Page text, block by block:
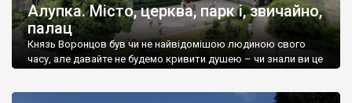
Алупка. Місто, церква, парк і, звичайно,
палац
Князь Воронцов був чи не найвідомішою людиною свого
часу, але давайте не будемо кривити душею – чи знали ви це